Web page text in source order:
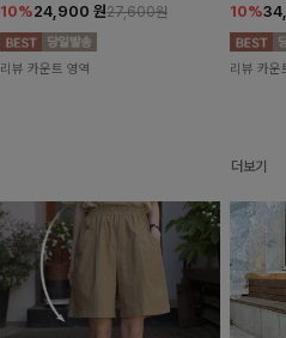
10%24,900 원27,600원
리뷰 카운트 영역
10%
리뷰 카운
더보기